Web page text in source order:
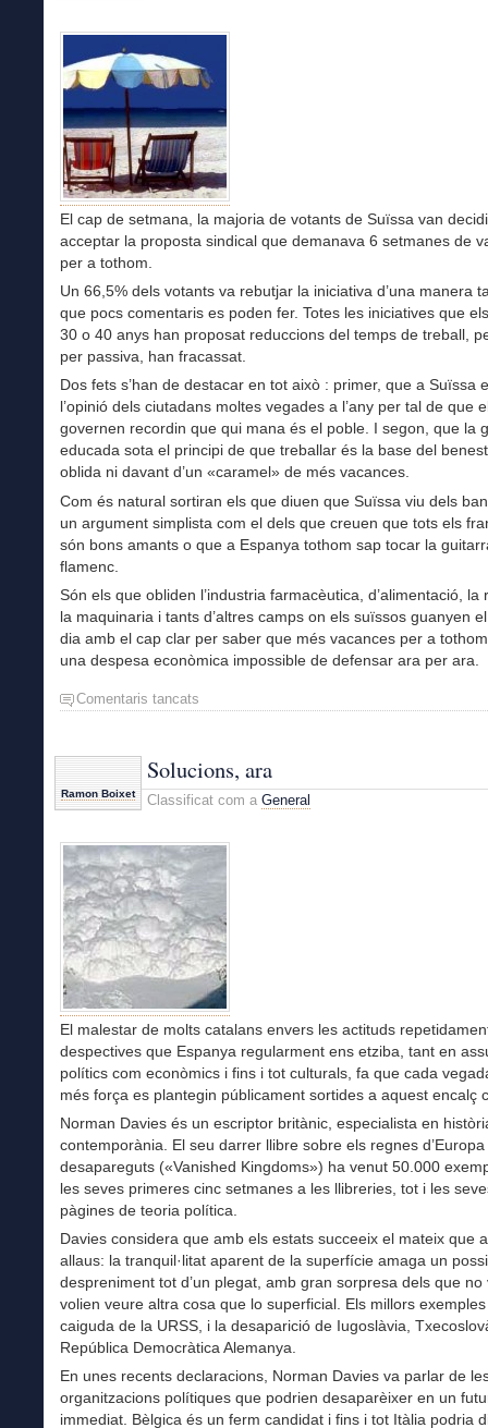
El cap de setmana, la majoria de votants de Suïssa van
acceptar la proposta sindical que demanava 6 setmanes de
per a tothom.
Un 66,5% dels votants va rebutjar la iniciativa d’una manera
que pocs comentaris es poden fer. Totes les iniciatives que
30 o 40 anys han proposat reduccions del temps de treball,
per passiva, han fracassat.
Dos fets s’han de destacar en tot això : primer, que a Suïssa
l’opinió dels ciutadans moltes vegades a l’any per tal de que
governen recordin que qui mana és el poble. I segon, que la
educada sota el principi de que treballar és la base del
oblida ni davant d’un «caramel» de més vacances.
Com és natural sortiran els que diuen que Suïssa viu dels
un argument simplista com el dels que creuen que tots els
són bons amants o que a Espanya tothom sap tocar la
flamenc.
Són els que obliden l’industria farmacèutica, d’alimentació, la
la maquinaria i tants d’altres camps on els suïssos guanyen
dia amb el cap clar per saber que més vacances per a
una despesa econòmica impossible de defensar ara per ara.
Comentaris tancats
grácies
Ramon Boixet
Solucions, ara
Classificat com a General
El malestar de molts catalans envers les actituds
despectives que Espanya regularment ens etziba, tant en
polítics com econòmics i fins i tot culturals, fa que cada
més força es plantegin públicament sortides a aquest encalç
Norman Davies és un escriptor britànic, especialista en
contemporània. El seu darrer llibre sobre els regnes d’Europa
desapareguts («Vanished Kingdoms») ha venut 50.000
les seves primeres cinc setmanes a les llibreries, tot i les
pàgines de teoria política.
Davies considera que amb els estats succeeix el mateix que
allaus: la tranquil·litat aparent de la superfície amaga un
despreniment tot d’un plegat, amb gran sorpresa dels que no
volien veure altra cosa que lo superficial. Els millors
caiguda de la URSS, i la desaparició de Iugoslàvia,
República Democràtica Alemanya.
En unes recents declaracions, Norman Davies va parlar de
organitzacions polítiques que podrien desaparèixer en un
immediat. Bèlgica és un ferm candidat i fins i tot Itàlia podria